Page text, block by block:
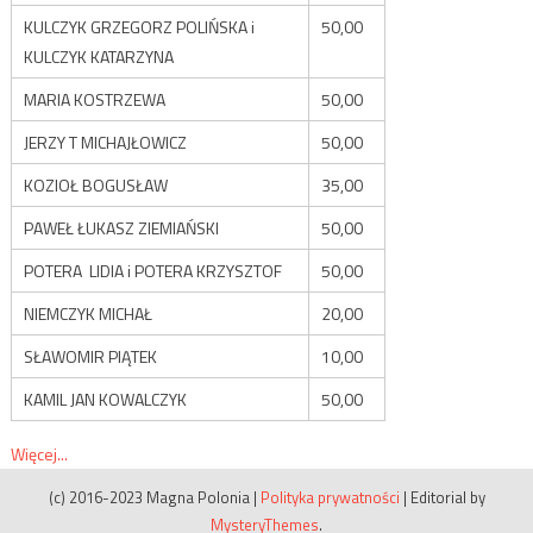
KULCZYK GRZEGORZ POLIŃSKA i
KULCZYK KATARZYNA
50,00
MARIA KOSTRZEWA
50,00
JERZY T MICHAJŁOWICZ
50,00
KOZIOŁ BOGUSŁAW
35,00
PAWEŁ ŁUKASZ ZIEMIAŃSKI
50,00
POTERA LIDIA i POTERA KRZYSZTOF
50,00
NIEMCZYK MICHAŁ
20,00
SŁAWOMIR PIĄTEK
10,00
KAMIL JAN KOWALCZYK
50,00
Więcej...
(c) 2016-2023 Magna Polonia | Polityka prywatności | Editorial by
MysteryThemes.